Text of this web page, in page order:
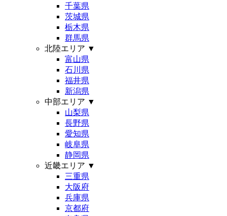
千葉県
茨城県
栃木県
群馬県
北陸エリア ▼
富山県
石川県
福井県
新潟県
中部エリア ▼
山梨県
長野県
愛知県
岐阜県
静岡県
近畿エリア ▼
三重県
大阪府
兵庫県
京都府